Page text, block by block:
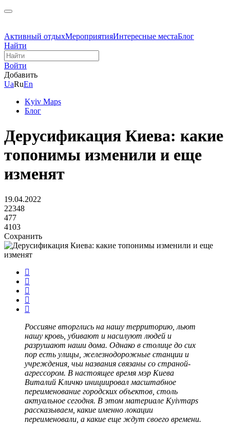
Активный отдыхМероприятияИнтересные местаБлог
Найти
Войти
Добавить
UaRuEn
Kyiv Maps
Блог
Дерусификация Киева: какие
топонимы изменили и еще
изменят
19.04.2022
22348
477
4103
Сохранить
Россияне вторглись на нашу территорию, льют
нашу кровь, убивают и насилуют людей и
разрушают наши дома. Однако в столице до сих
пор есть улицы, железнодорожные станции и
учреждения, чьи названия связаны со страной-
агрессором. В настоящее время мэр Киева
Виталий Кличко инициировал масштабное
переименование городских объектов, столь
актуальное сегодня. В этом материале Kyivmaps
рассказываем, какие именно локации
переименовали, а какие еще ждут своего времени.